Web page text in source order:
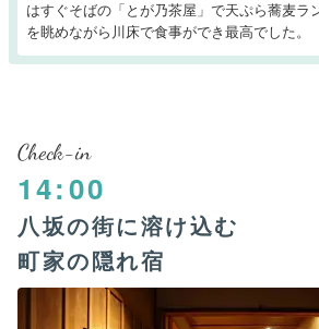
はすぐそばの「とが乃茶屋」で天ぷら蕎麦ラ
を眺めながら川床で食事ができ最高でした。
Check-in
14:00
八坂の街に溶け込む
町家の隠れ宿